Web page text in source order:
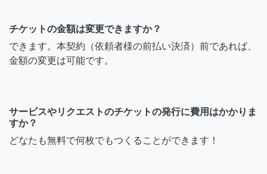
チケットの金額は変更できますか？
できます。本契約（依頼者様の前払い決済）前であれば、
金額の変更は可能です。
サービスやリクエストのチケットの発行に費用はかかりま
すか？
どなたも無料で何枚でもつくることができます！